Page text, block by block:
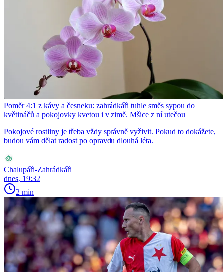
Poměr 4:1 z kávy a česneku: zahrádkáři tuhle směs sypou do
květináčů a pokojovky kvetou i v zimě. Mšice z ní utečou
Pokojové rostliny je třeba vždy správně vyživit. Pokud to dokážete,
budou vám dělat radost po opravdu dlouhá léta.
Chalupáři-Zahrádkáři
dnes, 19:32
2 min